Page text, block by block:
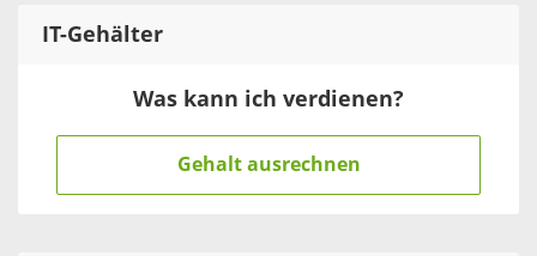
IT-Gehälter
Was kann ich verdienen?
Gehalt ausrechnen